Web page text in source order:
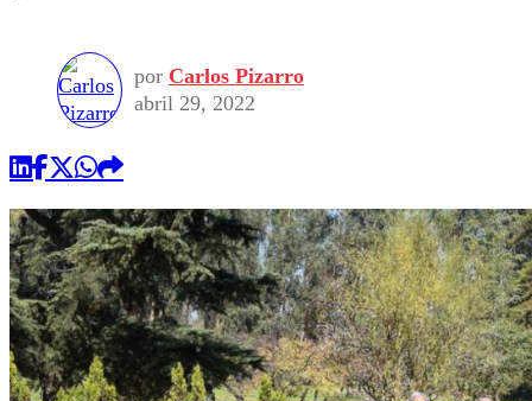
Universidad Católica
Universidad de Chile
Política
Sustentabilidad
Comercial
por Carlos Pizarro
abril 29, 2022